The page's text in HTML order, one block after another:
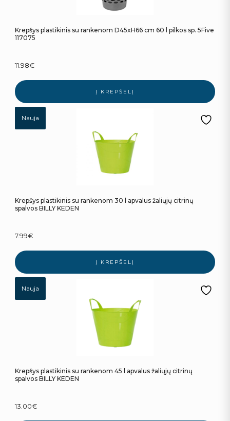
Krepšys plastikinis su rankenom D45xH66 cm 60 l pilkos sp. 5Five
117075
11.98€
Į KREPŠELĮ
Nauja
Krepšys plastikinis su rankenom 30 l apvalus žaliųjų citrinų
spalvos BILLY KEDEN
7.99€
Į KREPŠELĮ
Nauja
Krepšys plastikinis su rankenom 45 l apvalus žaliųjų citrinų
spalvos BILLY KEDEN
13.00€